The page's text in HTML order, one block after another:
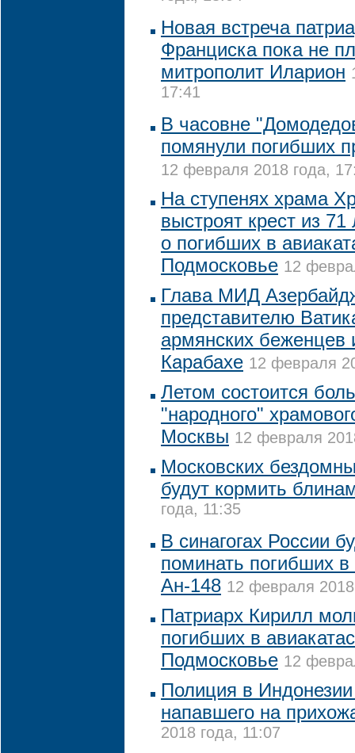
Новая встреча
Франциска пока не
митрополит Иларион
17:41
В часовне
помянули погибших
12 февраля 2018 года,
На ступенях храма
выстроят крест из
о погибших в
Подмосковье 12
Глава МИД
представителю
армянских беженцев
Карабахе 12 февраля
Летом состоится
"народного"
Москвы 12 февраля
Московских
будут кормить
года, 11:35
В синагогах России
поминать погибших
Ан-148 12 февраля
Патриарх Кирилл
погибших в
Подмосковье 12
Полиция в
напавшего на
2018 года, 11:07